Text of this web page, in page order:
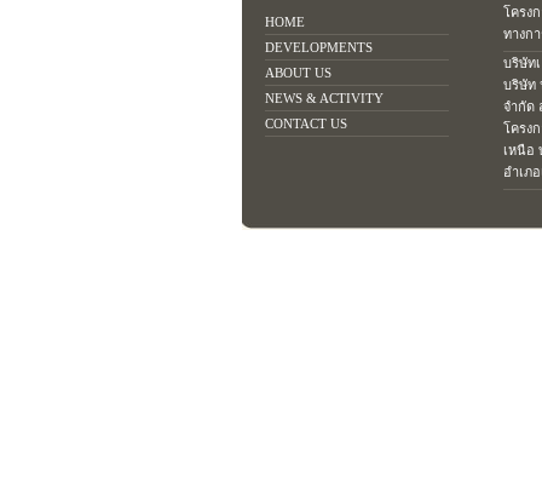
HOME
DEVELOPMENTS
ABOUT US
NEWS & ACTIVITY
CONTACT US
โครง
ทางก
บริษัท
บริษัท
จำกัด
โครง
เหนือ
อำเภอ